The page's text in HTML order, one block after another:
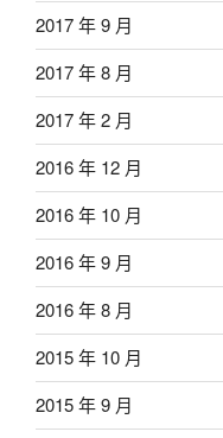
2017 年 9 月
2017 年 8 月
2017 年 2 月
2016 年 12 月
2016 年 10 月
2016 年 9 月
2016 年 8 月
2015 年 10 月
2015 年 9 月